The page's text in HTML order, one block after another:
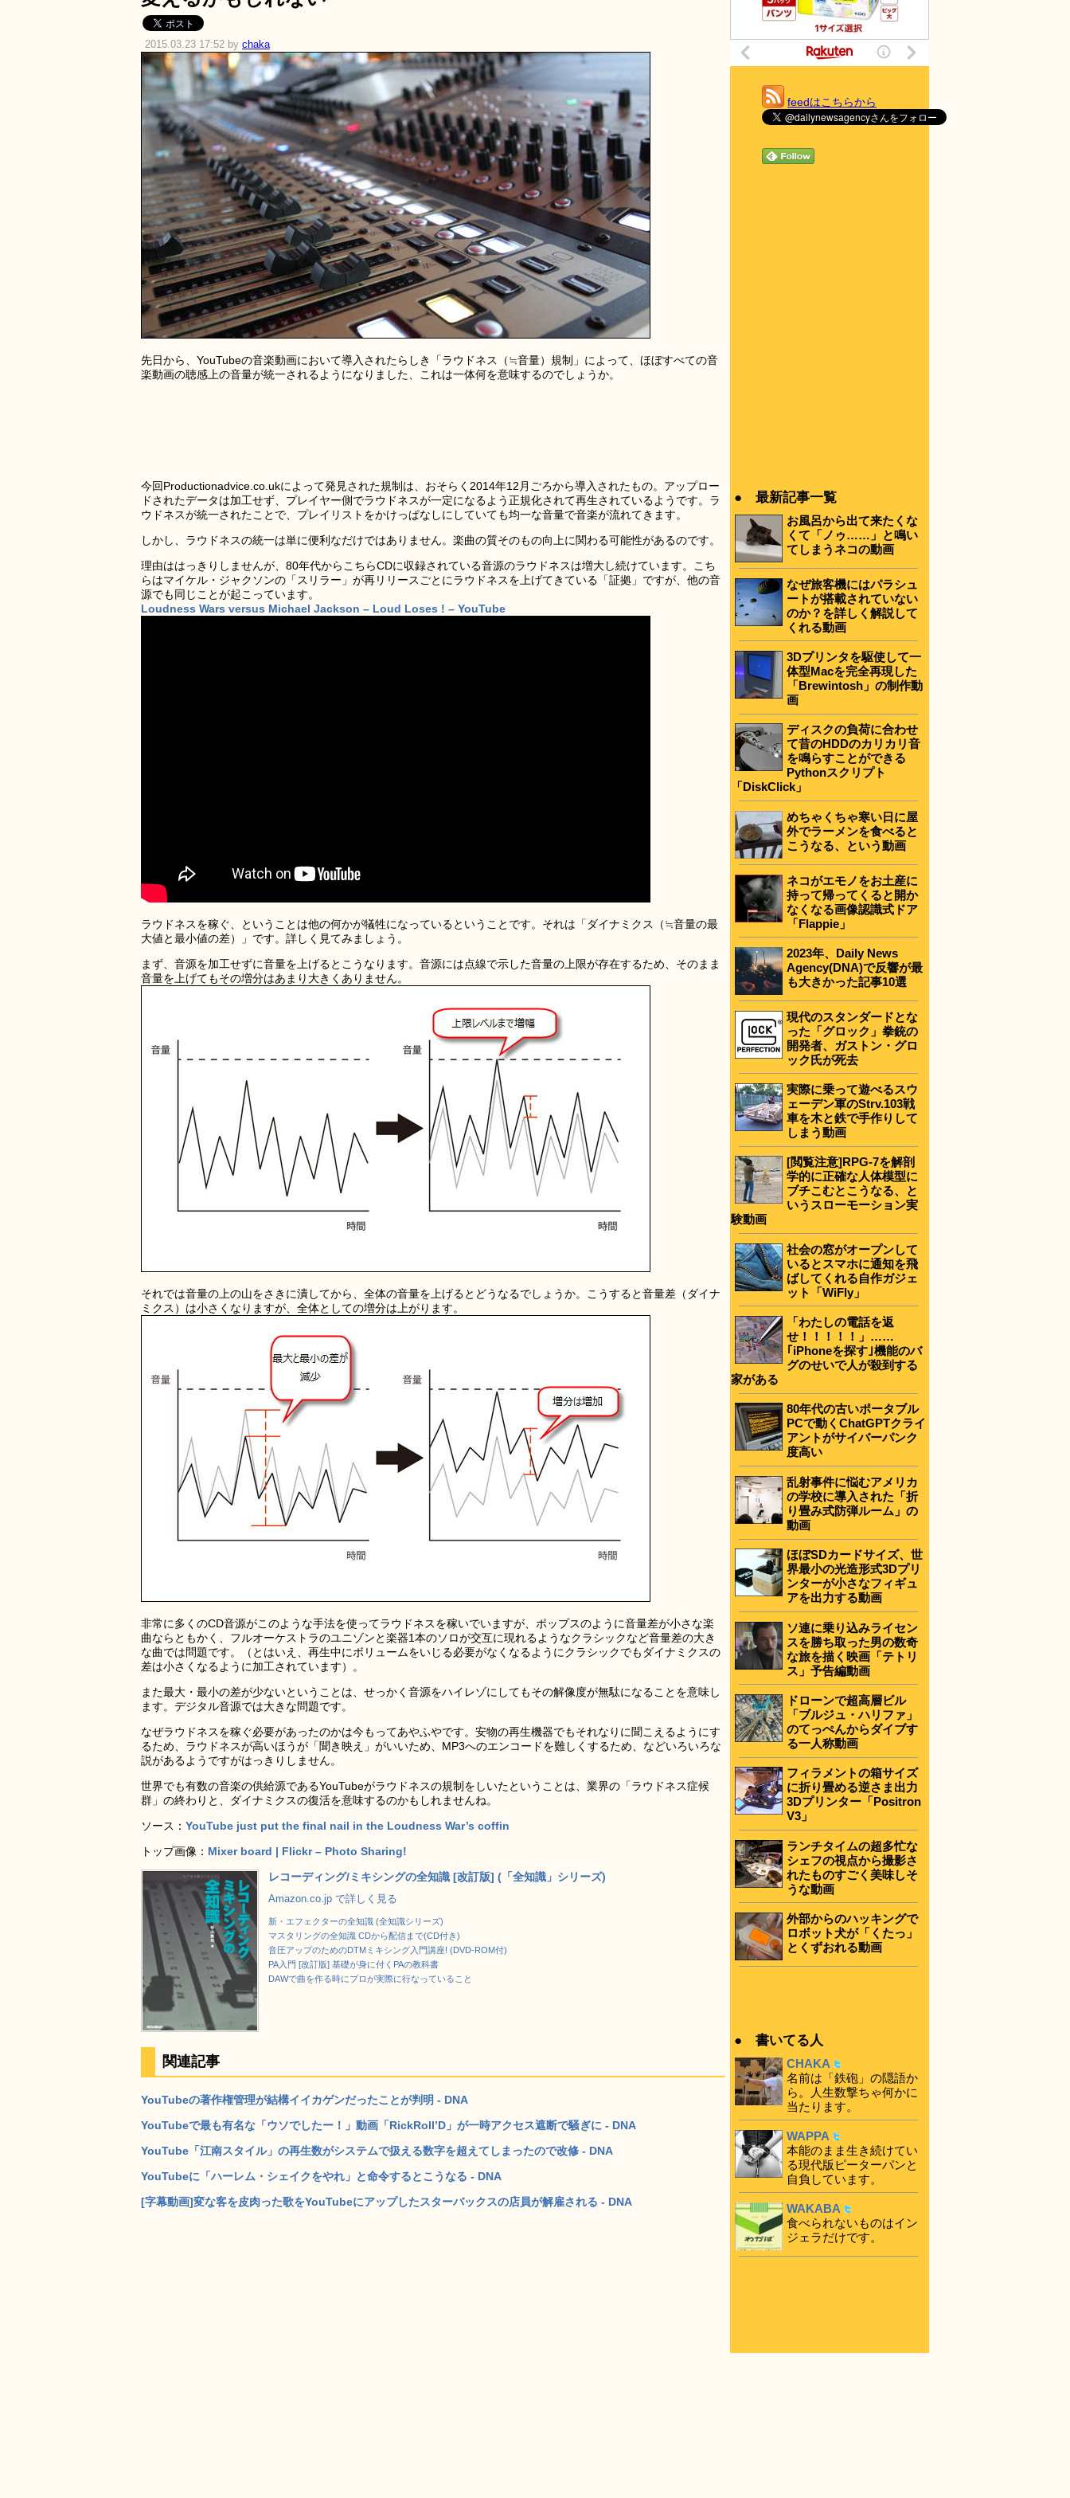
2015.03.23 17:52 by chaka
先日から、YouTubeの音楽動画において導入されたらしき「ラウドネス（≒音量）規制」によって、ほぼすべての音
楽動画の聴感上の音量が統一されるようになりました、これは一体何を意味するのでしょうか。
今回Productionadvice.co.ukによって発見された規制は、おそらく2014年12月ごろから導入されたもの。アップロー
ドされたデータは加工せず、プレイヤー側でラウドネスが一定になるよう正規化されて再生されているようです。ラ
ウドネスが統一されたことで、プレイリストをかけっぱなしにしていても均一な音量で音楽が流れてきます。
しかし、ラウドネスの統一は単に便利なだけではありません。楽曲の質そのもの向上に関わる可能性があるのです。
理由ははっきりしませんが、80年代からこちらCDに収録されている音源のラウドネスは増大し続けています。こち
らはマイケル・ジャクソンの「スリラー」が再リリースごとにラウドネスを上げてきている「証拠」ですが、他の音
源でも同じことが起こっています。
Loudness Wars versus Michael Jackson – Loud Loses ! – YouTube
ラウドネスを稼ぐ、ということは他の何かが犠牲になっているということです。それは「ダイナミクス（≒音量の最
大値と最小値の差）」です。詳しく見てみましょう。
まず、音源を加工せずに音量を上げるとこうなります。音源には点線で示した音量の上限が存在するため、そのまま
音量を上げてもその増分はあまり大きくありません。
それでは音量の上の山をさきに潰してから、全体の音量を上げるとどうなるでしょうか。こうすると音量差（ダイナ
ミクス）は小さくなりますが、全体としての増分は上がります。
非常に多くのCD音源がこのような手法を使ってラウドネスを稼いでいますが、ポップスのように音量差が小さな楽
曲ならともかく、フルオーケストラのユニゾンと楽器1本のソロが交互に現れるようなクラシックなど音量差の大き
な曲では問題です。（とはいえ、再生中にボリュームをいじる必要がなくなるようにクラシックでもダイナミクスの
差は小さくなるように加工されています）。
また最大・最小の差が少ないということは、せっかく音源をハイレゾにしてもその解像度が無駄になることを意味し
ます。デジタル音源では大きな問題です。
なぜラウドネスを稼ぐ必要があったのかは今もってあやふやです。安物の再生機器でもそれなりに聞こえるようにす
るため、ラウドネスが高いほうが「聞き映え」がいいため、MP3へのエンコードを難しくするため、などいろいろな
説があるようですがはっきりしません。
世界でも有数の音楽の供給源であるYouTubeがラウドネスの規制をしいたということは、業界の「ラウドネス症候
群」の終わりと、ダイナミクスの復活を意味するのかもしれませんね。
ソース： YouTube just put the final nail in the Loudness War’s coffin
トップ画像： Mixer board | Flickr – Photo Sharing!
レコーディング/ミキシングの全知識 [改訂版] (「全知識」シリーズ)
Amazon.co.jp で詳しく見る
新・エフェクターの全知識 (全知識シリーズ)
マスタリングの全知識 CDから配信まで(CD付き)
音圧アップのためのDTMミキシング入門講座! (DVD-ROM付)
PA入門 [改訂版] 基礎が身に付くPAの教科書
DAWで曲を作る時にプロが実際に行なっていること
関連記事
YouTubeの著作権管理が結構イイカゲンだったことが判明 - DNA
YouTubeで最も有名な「ウソでしたー！」動画「RickRoll’D」が一時アクセス遮断で騒ぎに - DNA
YouTube「江南スタイル」の再生数がシステムで扱える数字を超えてしまったので改修 - DNA
YouTubeに「ハーレム・シェイクをやれ」と命令するとこうなる - DNA
[字幕動画]変な客を皮肉った歌をYouTubeにアップしたスターバックスの店員が解雇される - DNA
feedはこちらから
● 最新記事一覧
お風呂から出て来たくな
くて「ノゥ……」と鳴い
てしまうネコの動画
なぜ旅客機にはパラシュ
ートが搭載されていない
のか？を詳しく解説して
くれる動画
3Dプリンタを駆使して一
体型Macを完全再現した
「Brewintosh」の制作動
画
ディスクの負荷に合わせ
て昔のHDDのカリカリ音
を鳴らすことができる
Pythonスクリプト
「DiskClick」
めちゃくちゃ寒い日に屋
外でラーメンを食べると
こうなる、という動画
ネコがエモノをお土産に
持って帰ってくると開か
なくなる画像認識式ドア
「Flappie」
2023年、Daily News
Agency(DNA)で反響が最
も大きかった記事10選
現代のスタンダードとな
った「グロック」拳銃の
開発者、ガストン・グロ
ック氏が死去
実際に乗って遊べるスウ
ェーデン軍のStrv.103戦
車を木と鉄で手作りして
しまう動画
[閲覧注意]RPG-7を解剖
学的に正確な人体模型に
ブチこむとこうなる、と
いうスローモーション実
験動画
社会の窓がオープンして
いるとスマホに通知を飛
ばしてくれる自作ガジェ
ット「WiFly」
「わたしの電話を返
せ！！！！！」……
｢iPhoneを探す｣機能のバ
グのせいで人が殺到する
家がある
80年代の古いポータブル
PCで動くChatGPTクライ
アントがサイバーパンク
度高い
乱射事件に悩むアメリカ
の学校に導入された「折
り畳み式防弾ルーム」の
動画
ほぼSDカードサイズ、世
界最小の光造形式3Dプリ
ンターが小さなフィギュ
アを出力する動画
ソ連に乗り込みライセン
スを勝ち取った男の数奇
な旅を描く映画「テトリ
ス」予告編動画
ドローンで超高層ビル
「ブルジュ・ハリファ」
のてっぺんからダイブす
る一人称動画
フィラメントの箱サイズ
に折り畳める逆さま出力
3Dプリンター「Positron
V3」
ランチタイムの超多忙な
シェフの視点から撮影さ
れたものすごく美味しそ
うな動画
外部からのハッキングで
ロボット犬が「くたっ」
とくずおれる動画
● 書いてる人
CHAKA
名前は「鉄砲」の隠語か
ら。人生数撃ちゃ何かに
当たります。
WAPPA
本能のまま生き続けてい
る現代版ピーターパンと
自負しています。
WAKABA
食べられないものはイン
ジェラだけです。